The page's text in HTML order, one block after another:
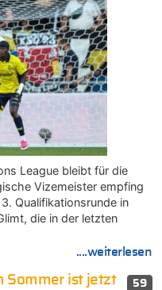
League bleibt für die
Vizemeister empfing
Qualifikationsrunde in
die in der letzten
....weiterlesen
59
Sommer ist jetzt